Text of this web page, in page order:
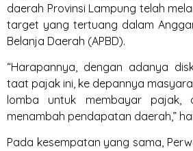
daerah Provinsi Lampung telah
target yang tertuang dalam
Belanja Daerah (APBD).
“Harapannya, dengan adanya
taat pajak ini, ke depannya
lomba untuk membayar pajak,
menambah pendapatan daerah,”
Pada kesempatan yang sama,